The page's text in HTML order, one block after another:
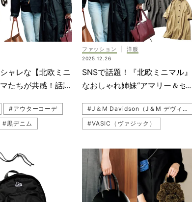
デルヴォー）
#kate spade new york（ケイト・スペード ニューヨーク）
ャレな【北欧ミニ
たちが共感！話題
#アウターコーデ
#黒デニム
ランイリス）
#サングラス
ルバッグ
#レザー
）
#リング
ファッション 洋服
2025.12.26
SNSで話題！『北欧ミニマル』
なおしゃれ姉妹“アマリー＆セ
#J＆M Davidson（J＆M デヴィッドソン）
#VASIC（ヴァジック）
#リング
#地金ジュエリー
#モデル
#黒パンプス
#コート
#自転車コーデ
#ピアス